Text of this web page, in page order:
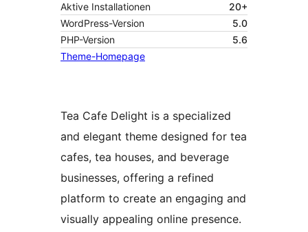
Aktive Installationen
20+
WordPress-Version
5.0
PHP-Version
5.6
Theme-Homepage
Tea Cafe Delight is a specialized
and elegant theme designed for tea
cafes, tea houses, and beverage
businesses, offering a refined
platform to create an engaging and
visually appealing online presence.